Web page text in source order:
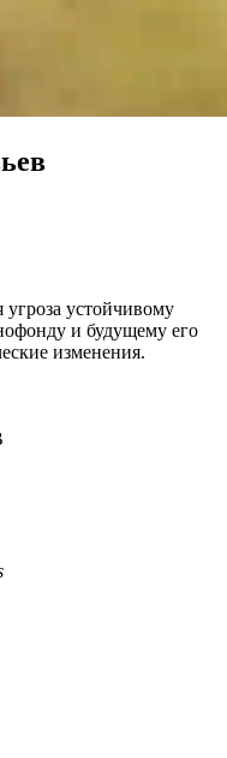
устойчивому
и будущему его
изменения.